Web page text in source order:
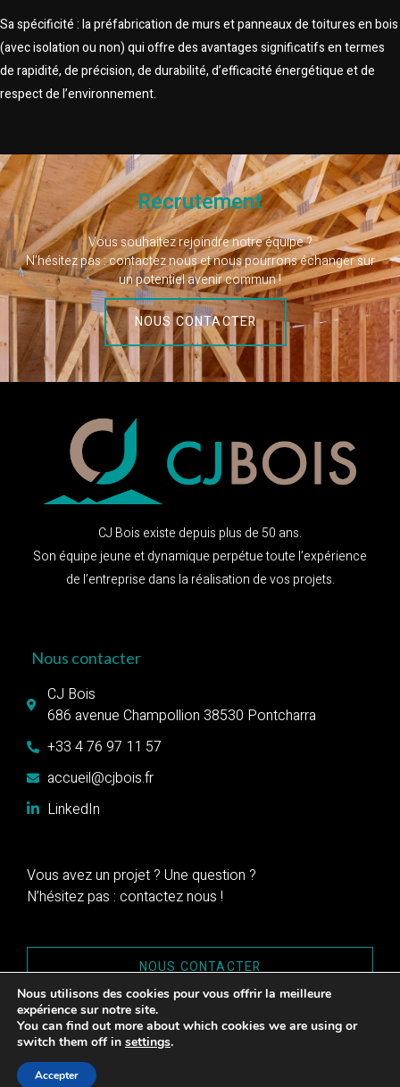
Sa spécificité : la préfabrication de murs et panneaux de toitures en bois
(avec isolation ou non) qui offre des avantages significatifs en termes
de rapidité, de précision, de durabilité, d’efficacité énergétique et de
respect de l’environnement.
Recrutement
Vous souhaitez rejoindre notre équipe ?
N’hésitez pas : contactez nous et nous pourrons échanger sur
un potentiel avenir commun !
NOUS CONTACTER
CJ Bois existe depuis plus de 50 ans.
Son équipe jeune et dynamique perpétue toute l’expérience
de l’entreprise dans la réalisation de vos projets.
Nous contacter
CJ Bois
686 avenue Champollion 38530 Pontcharra
+33 4 76 97 11 57
accueil@cjbois.fr
LinkedIn
Vous avez un projet ? Une question ?
N’hésitez pas : contactez nous !
NOUS CONTACTER
CJBois© 2023 – Tous droits réservés
Mentions légales
Nous utilisons des cookies pour vous offrir la meilleure
expérience sur notre site.
You can find out more about which cookies we are using or
switch them off in settings.
Accepter